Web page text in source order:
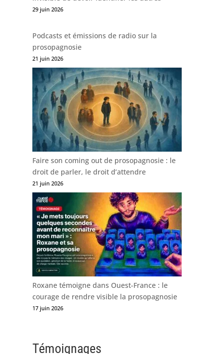
29 juin 2026
Podcasts et émissions de radio sur la
prosopagnosie
21 juin 2026
Faire son coming out de prosopagnosie : le
droit de parler, le droit d’attendre
21 juin 2026
Roxane témoigne dans Ouest-France : le
courage de rendre visible la prosopagnosie
17 juin 2026
Témoignages